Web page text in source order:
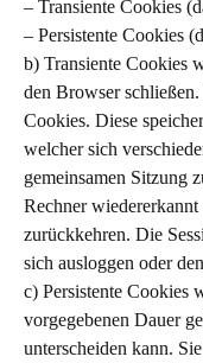
– Transiente Cookies
– Persistente Cookies
b) Transiente Cookies
den Browser
Cookies. Diese
welcher sich
gemeinsamen Sitzung
Rechner
zurückkehren. Die
sich ausloggen oder
c) Persistente Cookies
vorgegebenen Dauer
unterscheiden kann.